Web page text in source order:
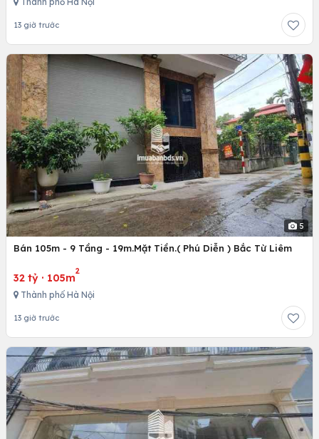
13 giờ trước
5
Bán 105m - 9 Tầng - 19m.Mặt Tiền.( Phú Diễn ) Bắc Từ Liêm
32 tỷ · 105m
2
Thành phố Hà Nội
13 giờ trước